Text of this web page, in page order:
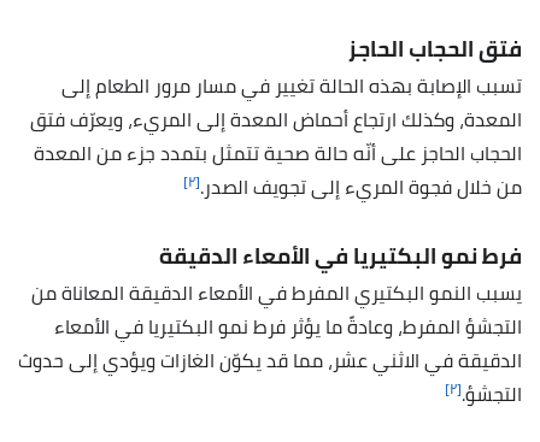
فتق الحجاب الحاجز
تسبب الإصابة بهذه الحالة تغيير في مسار مرور الطعام إلى
المعدة، وكذلك ارتجاع أحماض المعدة إلى المريء، ويعرّف فتق
الحجاب الحاجز على أنّه حالة صحية تتمثل بتمدد جزء من المعدة
من خلال فجوة المريء إلى تجويف الصدر.[٢]
فرط نمو البكتيريا في الأمعاء الدقيقة
يسبب النمو البكتيري المفرط في الأمعاء الدقيقة المعاناة من
التجشؤ المفرط، وعادةً ما يؤثر فرط نمو البكتيريا في الأمعاء
الدقيقة في الاثني عشر، مما قد يكوّن الغازات ويؤدي إلى حدوث
التجشؤ.[٢]